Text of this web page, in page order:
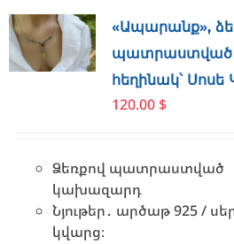
«Ապարանք»,
պատրաստված
հեղինակ՝
120.00 $
Ձեռքով պատրաստված
կախազարդ
Նյութեր․ արծաթ 925 /
կվարց։